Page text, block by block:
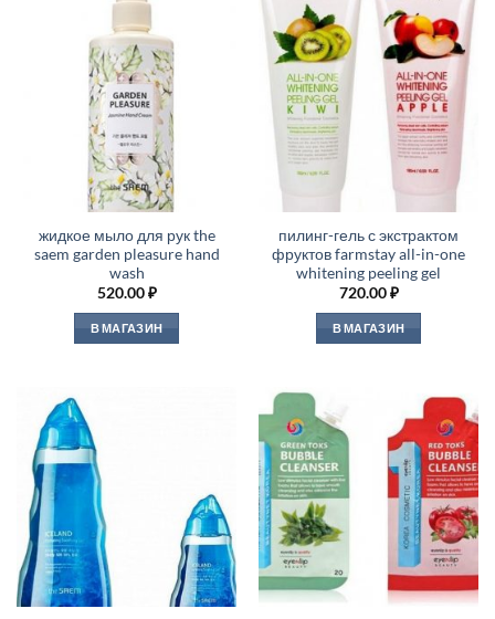
жидкое мыло для рук the
saem garden pleasure hand
wash
520.00₽
В МАГАЗИН
пилинг-гель с экстрактом
фруктов farmstay all-in-one
whitening peeling gel
720.00₽
В МАГАЗИН